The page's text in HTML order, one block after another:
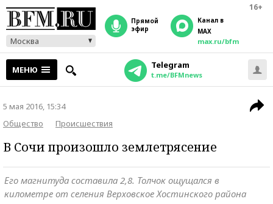
16+
Москва
прямой
эфир
Канал в
MAX
max.ru/bfm
МЕНЮ Telegram
t.me/BFMnews
5 мая 2016, 15:34
Общество
Происшествия
В Сочи произошло землетрясение
Его магнитуда составила 2,8. Толчок ощущался в
километре от селения Верховское Хостинского района